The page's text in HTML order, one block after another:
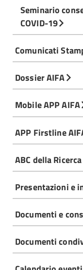
Seminario
COVID-19
Comunicati
Dossier AIFA
Mobile APP AIFA
APP Firstline
ABC della
Presentazioni e
Documenti e
Documenti